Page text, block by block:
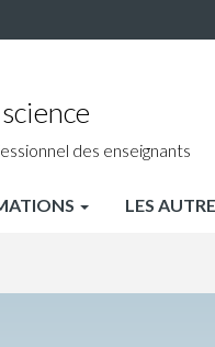
des enseignants
LES